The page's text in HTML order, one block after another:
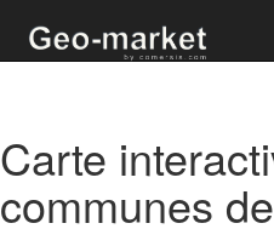
Carte
communes